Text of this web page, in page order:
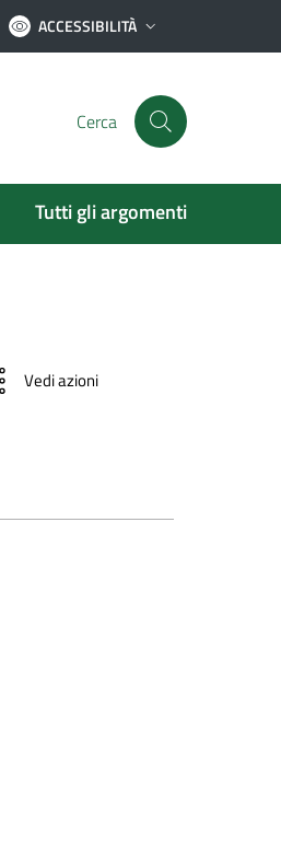
ACCESSIBILITÀ
Cerca
Tutti gli argomenti
Vedi azioni